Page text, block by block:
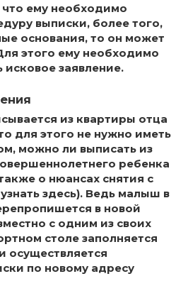
что ему необходимо
выписки, более того,
основания, то он может
этого ему необходимо
исковое заявление.
из квартиры отца
для этого не нужно иметь
можно ли выписать из
ребенка
о нюансах снятия с
здесь). Ведь малыш в
в новой
с одним из своих
столе заполняется
осуществляется
по новому адресу